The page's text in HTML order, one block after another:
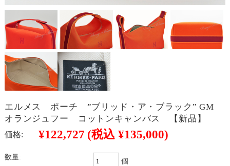
エルメス ポーチ ”ブリッド・ア・ブラック” GM
オランジュフー コットンキャンバス 【新品】
価格: ¥122,727 (税込 ¥135,000)
数量:
個